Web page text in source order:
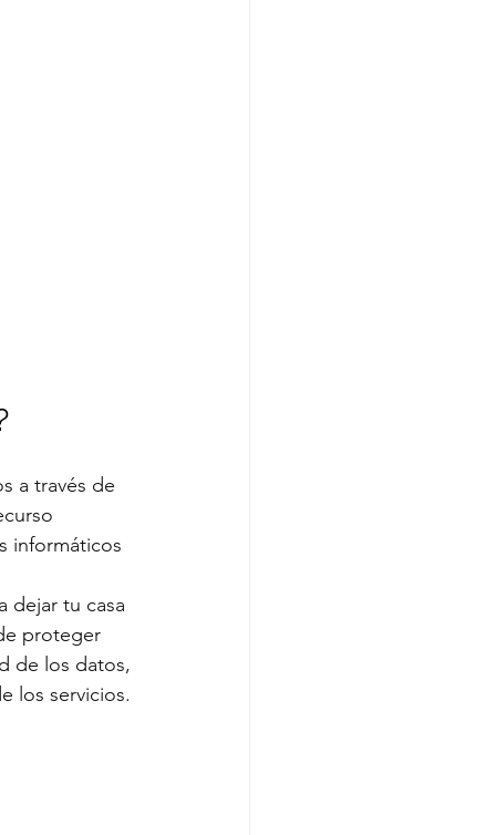
a través de
informáticos
dejar tu casa
proteger
de los datos,
los servicios.